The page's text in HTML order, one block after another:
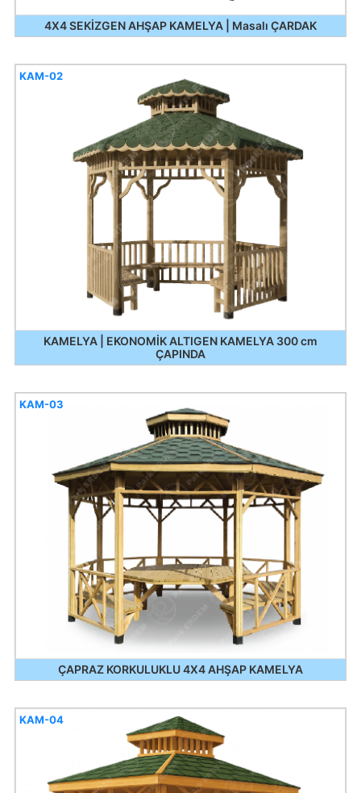
4X4 SEKİZGEN AHŞAP KAMELYA | Masalı ÇARDAK
KAMELYA | EKONOMİK ALTIGEN KAMELYA 300 cm
ÇAPINDA
KAM-02
ÇAPRAZ KORKULUKLU 4X4 AHŞAP KAMELYA
KAM-03
KAM-04